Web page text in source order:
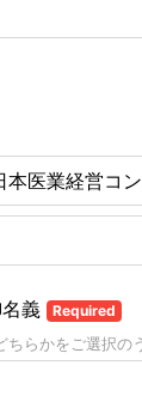
本医業経営コ
義 Required
らかをご選択の